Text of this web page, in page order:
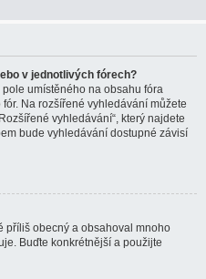
v jednotlivých fórech?
umístěného na obsahu fóra
Na rozšířené vyhledávání můžete
vyhledávání“, který najdete
bude vyhledávání dostupné závisí
příliš obecný a obsahoval mnoho
Buďte konkrétnější a použijte